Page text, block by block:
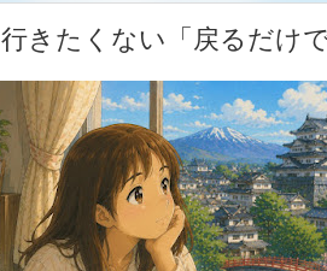
行きたくない「戻るだけ